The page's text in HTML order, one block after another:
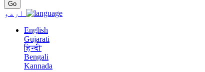
English
Gujarati
हिन्दी
Bengali
Kannada